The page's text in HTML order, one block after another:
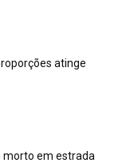
atinge
morto em estrada